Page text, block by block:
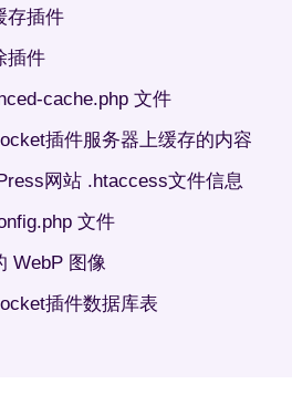
存插件
插件
cache.php 文件
插件服务器上缓存的内容
网站 .htaccess文件信息
文件
WebP 图像
插件数据库表